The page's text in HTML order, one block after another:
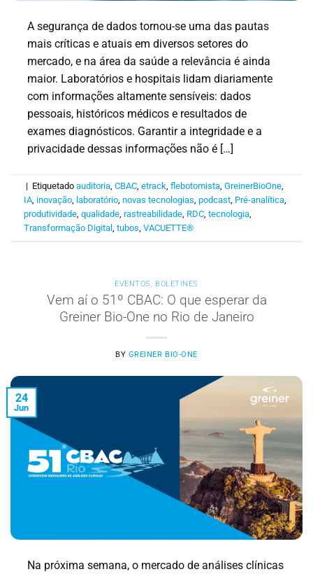
A segurança de dados tornou-se uma das pautas
mais críticas e atuais em diversos setores do
mercado, e na área da saúde a relevância é ainda
maior. Laboratórios e hospitais lidam diariamente
com informações altamente sensíveis: dados
pessoais, históricos médicos e resultados de
exames diagnósticos. Garantir a integridade e a
privacidade dessas informações não é […]
| Etiquetadoauditoria,CBAC,etrack,flebotomista,GreinerBioOne,
IA, inovação, laboratório,novas tecnologias,podcast, Pré-analítica,
produtividade,qualidade,rastreabilidade, RDC,tecnologia,
Transformação Digital,tubos,VACUETTE®
EVENTOS, BOLETINES
Vem aí o 51º CBAC: O que esperar da
Greiner Bio-One no Rio de Janeiro
BY GREINER BIO-ONE
24
Jun
Na próxima semana, o mercado de análises clínicas